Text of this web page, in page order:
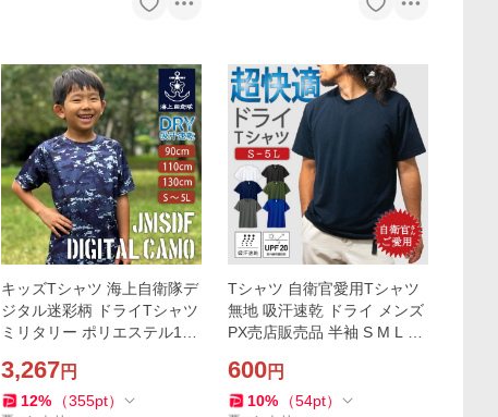
キッズTシャツ 海上自衛隊デ
ジタル迷彩柄 ドライTシャツ
ミリタリー ポリエステル10
袖 メンズ レディース 男女兼
用 ユニセックス
3,267円
12% （355pt）
Tシャツ 自衛官愛用Tシャツ
無地 吸汗速乾 ドライ メンズ
PX売店販売品 半袖 S M L LL
ネイビー アーミーグリーン
ダークグレー
600円
10% （54pt）